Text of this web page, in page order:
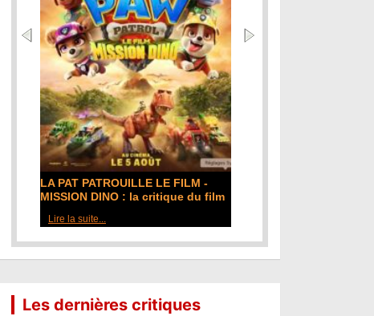
LA PAT PATROUILLE LE FILM -
MISSION DINO : la critique du film
Lire la suite...
Les dernières critiques